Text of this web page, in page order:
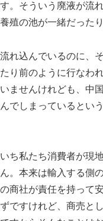
。そういう廃液が流
殖の池が一緒だった
れ込んでいるのに、
り前のように行なわ
ませんけれども、中
でしまっているとい
ち私たち消費者が現
。本来は輸入する側
商社が責任を持って
ですけれど、商売と